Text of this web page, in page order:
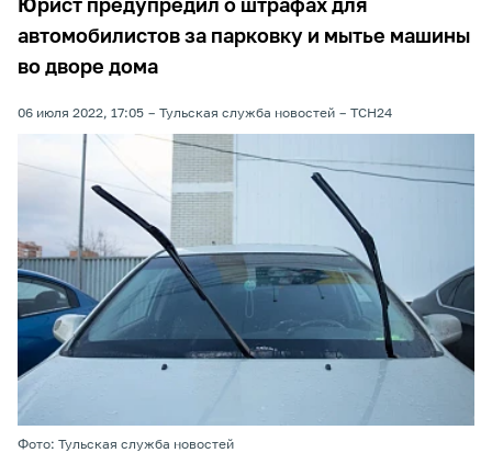
Юрист предупредил о штрафах для
автомобилистов за парковку и мытье машины
во дворе дома
06 июля 2022, 17:05 Тульская служба новостей ТСН24
Фото: Тульская служба новостей